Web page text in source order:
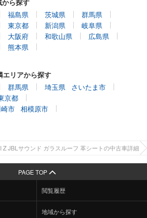
ら探す
福島県 茨城県
群馬県
東京都 新潟県
岐阜県
大阪府 和歌山県
広島県
熊本県
エリアから探す
群馬県 埼玉県
さいたま市
京都
崎市 相模原市
Z JBLサウンド ガラスルーフ 革シートの中古車詳細
PAGE TOP
閲覧履歴
地域から探す